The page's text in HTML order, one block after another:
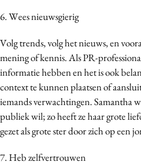
6. Wees nieuwsgierig
Volg trends, volg het nieuws, en
mening of kennis. Als PR-
informatie hebben en het is ook
context te kunnen plaatsen of
iemands verwachtingen. Samantha
publiek wil; zo heeft ze haar grote
gezet als grote ster door zich op een
7. Heb zelfvertrouwen